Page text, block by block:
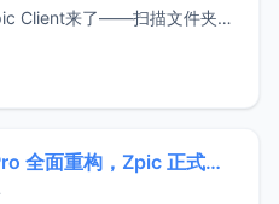
Client来了——扫描文件夹自
client.zpic.pro/功能特点
告别老旧图床！ImgURL Pro 全面重构，Zpic 正式发布，早鸟享半价优惠